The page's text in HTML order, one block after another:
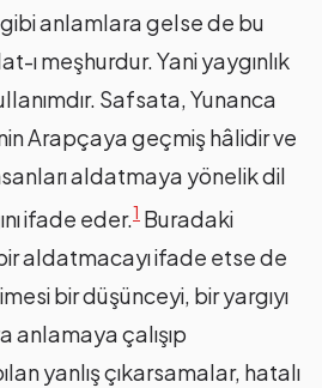
gibi anlamlara gelse de bu
ı meşhurdur. Yani yaygınlık
Safsata, Yunanca
Arapçaya geçmiş hâlidir ve
aldatmaya yönelik dil
ifade eder.1 Buradaki
aldatmacayı ifade etse de
bir düşünceyi, bir yargıyı
anlamaya çalışıp
yanlış çıkarsamalar, hatalı